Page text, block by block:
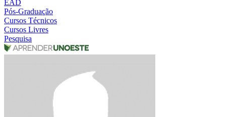
EAD
Pós-Graduação
Cursos Técnicos
Cursos Livres
Pesquisa